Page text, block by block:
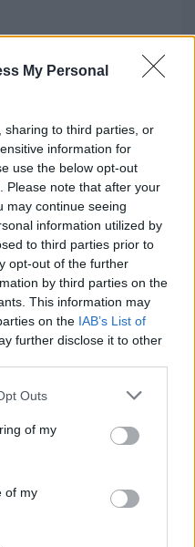
My Personal
sharing to third parties, or
information for
use the below opt-out
Please note that after your
may continue seeing
information utilized by
to third parties prior to
opt-out of the further
by third parties on the
This information may
on the IAB’s List of
further disclose it to other
Outs
of my
of my
ο Παύλος